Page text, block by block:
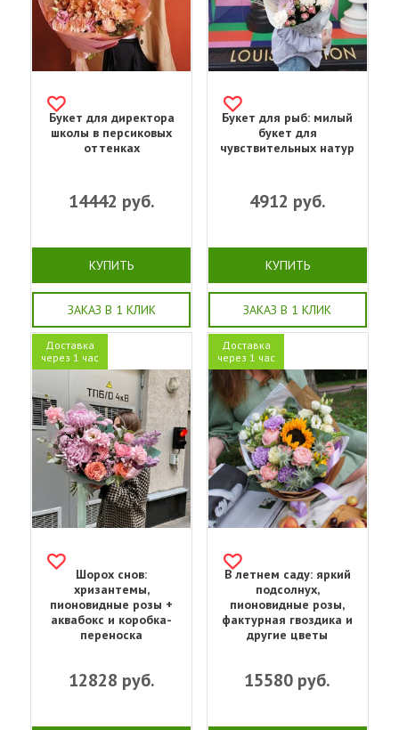
Букет для директора
школы в персиковых
оттенках
14442 руб.
КУПИТЬ
ЗАКАЗ В 1 КЛИК
Букет для рыб: милый
букет для
чувствительных натур
4912 руб.
КУПИТЬ
ЗАКАЗ В 1 КЛИК
Доставка
через 1 час
Шорох снов:
хризантемы,
пионовидные розы +
аквабокс и коробка-
переноска
12828 руб.
Доставка
через 1 час
В летнем саду: яркий
подсолнух,
пионовидные розы,
фактурная гвоздика и
другие цветы
15580 руб.